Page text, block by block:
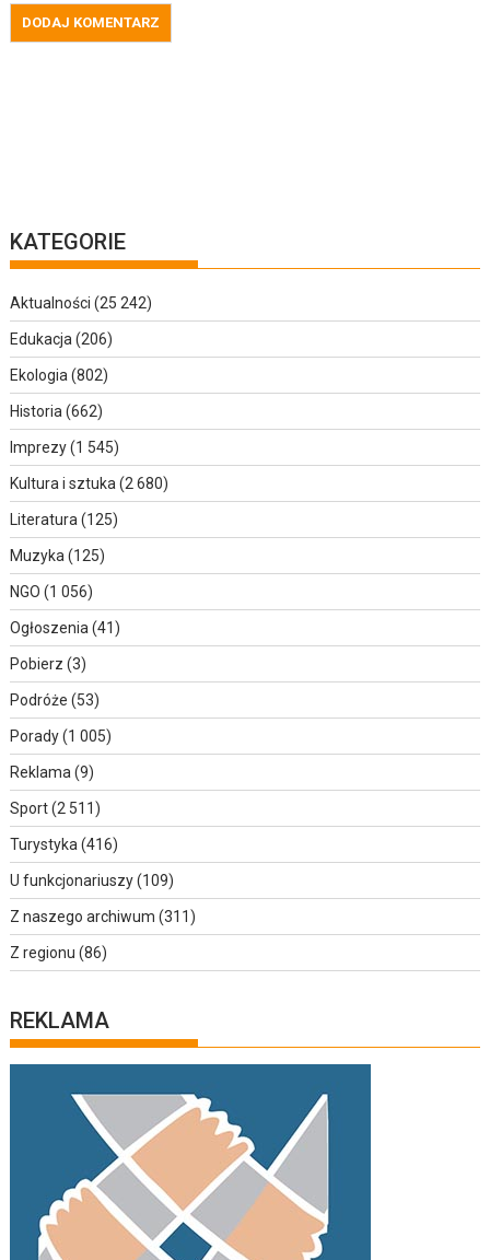
KATEGORIE
Aktualności (25 242)
Edukacja (206)
Ekologia (802)
Historia (662)
Imprezy(1 545)
Kultura i sztuka (2 680)
Literatura (125)
Muzyka (125)
NGO (1 056)
Ogłoszenia (41)
Pobierz (3)
Podróże (53)
Porady(1 005)
Reklama (9)
Sport(2 511)
Turystyka (416)
U funkcjonariuszy(109)
Z naszego archiwum (311)
Z regionu (86)
REKLAMA